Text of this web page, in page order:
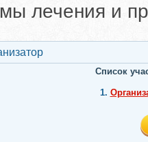
лечения и
Список
1.